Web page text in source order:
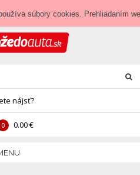
Prihlásenie • Veľkoobchod
nájsť?
0 0.00 €
súbory cookies. Prehliadaním